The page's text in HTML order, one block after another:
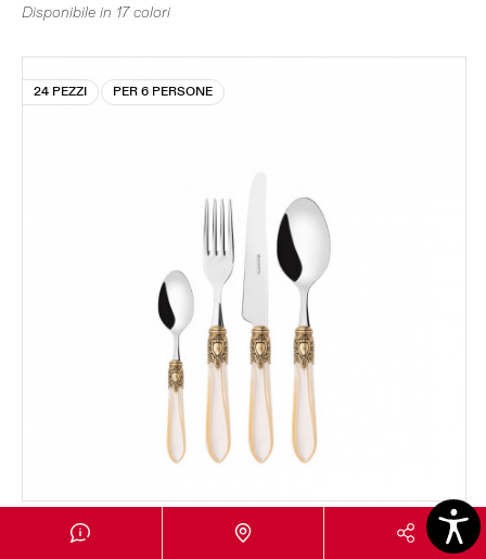
Disponibile in 17 colori
24 PEZZI PER 6 PERSONE
Set 24 pezzi in scatola Gallery - colore Avorio -